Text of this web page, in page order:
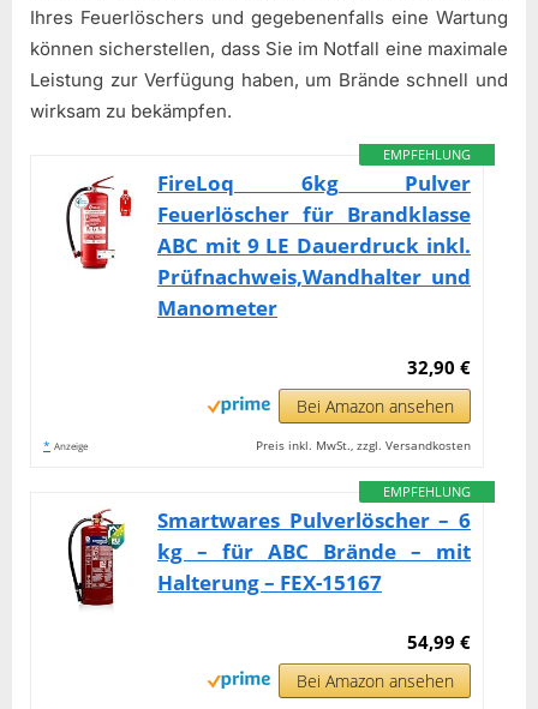
Ihres Feuerlöschers und gegebenenfalls eine Wartung
können sicherstellen, dass Sie im Notfall eine maximale
Leistung zur Verfügung haben, um Brände schnell und
wirksam zu bekämpfen.
EMPFEHLUNG
FireLoq 6kg Pulver
Feuerlöscher für Brandklasse
ABC mit 9 LE Dauerdruck inkl.
Prüfnachweis,Wandhalter und
Manometer
32,90 €
Bei Amazon ansehen
* Anzeige Preis inkl. MwSt., zzgl. Versandkosten
EMPFEHLUNG
Smartwares Pulverlöscher – 6
kg – für ABC Brände – mit
Halterung – FEX-15167
54,99 €
Bei Amazon ansehen